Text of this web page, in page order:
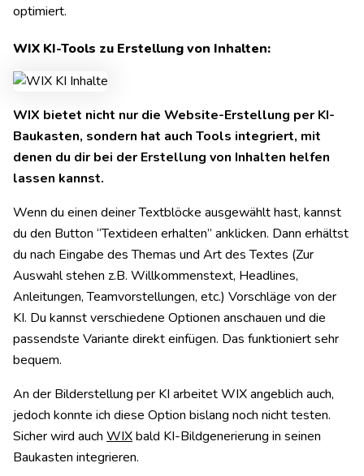
optimiert.
WIX KI-Tools zu Erstellung von Inhalten:
WIX bietet nicht nur die Website-Erstellung per KI-
Baukasten, sondern hat auch Tools integriert, mit
denen du dir bei der Erstellung von Inhalten helfen
lassen kannst.
Wenn du einen deiner Textblöcke ausgewählt hast, kannst
du den Button “Textideen erhalten” anklicken. Dann erhältst
du nach Eingabe des Themas und Art des Textes (Zur
Auswahl stehen z.B. Willkommenstext, Headlines,
Anleitungen, Teamvorstellungen, etc.) Vorschläge von der
KI. Du kannst verschiedene Optionen anschauen und die
passendste Variante direkt einfügen. Das funktioniert sehr
bequem.
An der Bilderstellung per KI arbeitet WIX angeblich auch,
jedoch konnte ich diese Option bislang noch nicht testen.
Sicher wird auch WIXbald KI-Bildgenerierung in seinen
Baukasten integrieren.